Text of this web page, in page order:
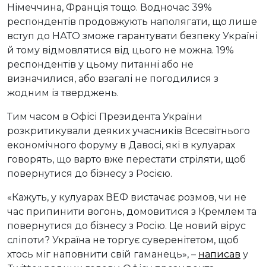
Німеччина, Франція тощо. Водночас 39%
респондентів продовжують наполягати, що лише
вступ до НАТО зможе гарантувати безпеку Україні
й тому відмовлятися від цього не можна. 19%
респондентів у цьому питанні або не
визначилися, або взагалі не погодилися з
жодним із тверджень.
Тим часом в Офісі Президента України
розкритикували деяких учасників Всесвітнього
економічного форуму в Давосі, які в кулуарах
говорять, що варто вже перестати стріляти, щоб
повернутися до бізнесу з Росією.
«Кажуть, у кулуарах ВЕФ вистачає розмов, чи не
час припинити вогонь, домовитися з Кремлем та
повернутися до бізнесу з Росію. Це новий вірус
сліпоти? Україна не торгує суверенітетом, щоб
хтось міг наповнити свій гаманець», – написав у